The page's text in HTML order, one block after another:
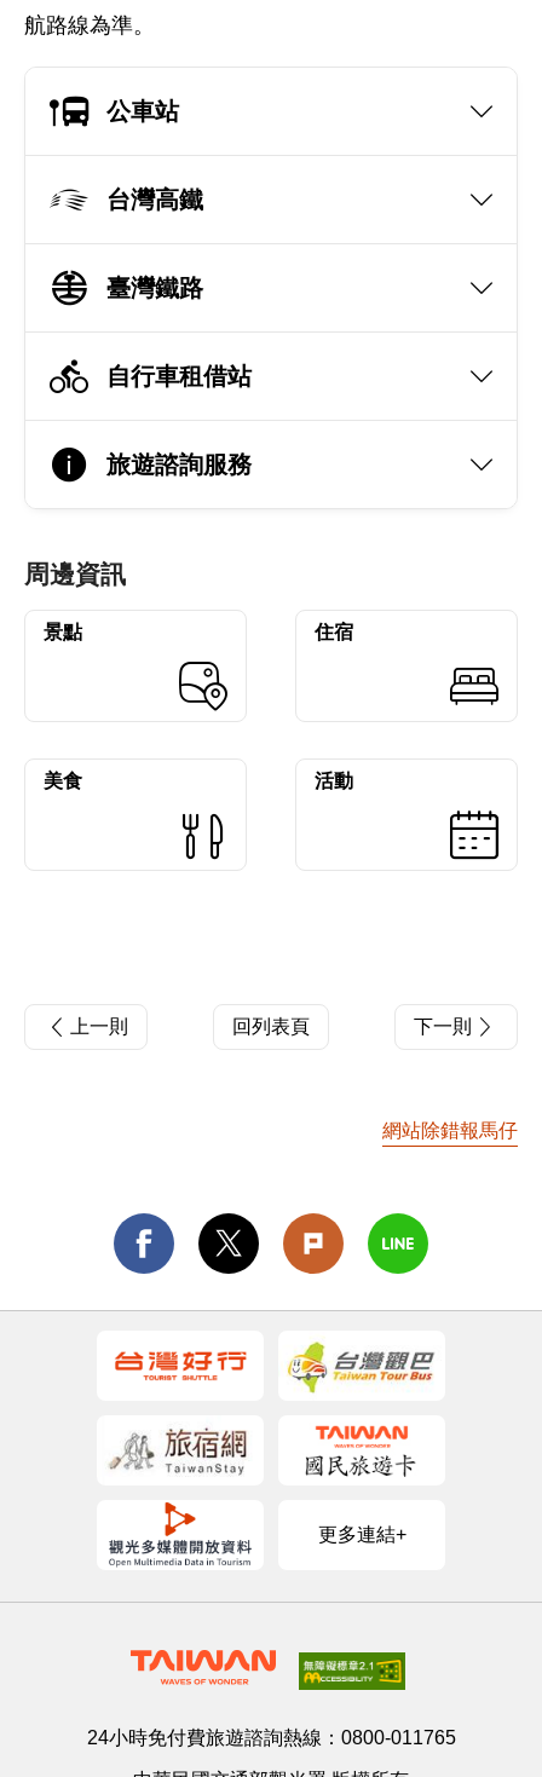
航路線為準。
公車站
台灣高鐵
臺灣鐵路
自行車租借站
旅遊諮詢服務
周邊資訊
景點 住宿
美食 活動
上一則 回列表頁 下一則
網站除錯報馬仔
更多連結+
24小時免付費旅遊諮詢熱線： 0800-011765